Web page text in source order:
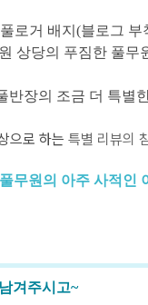
거 배지(블로그 부
당의 푸짐한 풀무
장의 조금 더 특별
으로 하는 특별 리뷰의
무원의 아주 사적인
겨주시고~